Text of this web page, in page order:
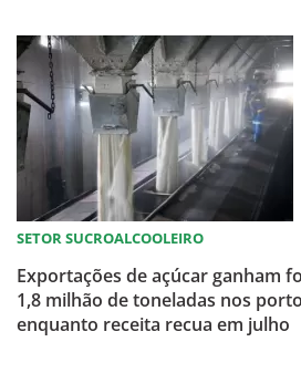
SETOR SUCROALCOOLEIRO
Exportações de açúcar ganham
1,8 milhão de toneladas nos
enquanto receita recua em julho